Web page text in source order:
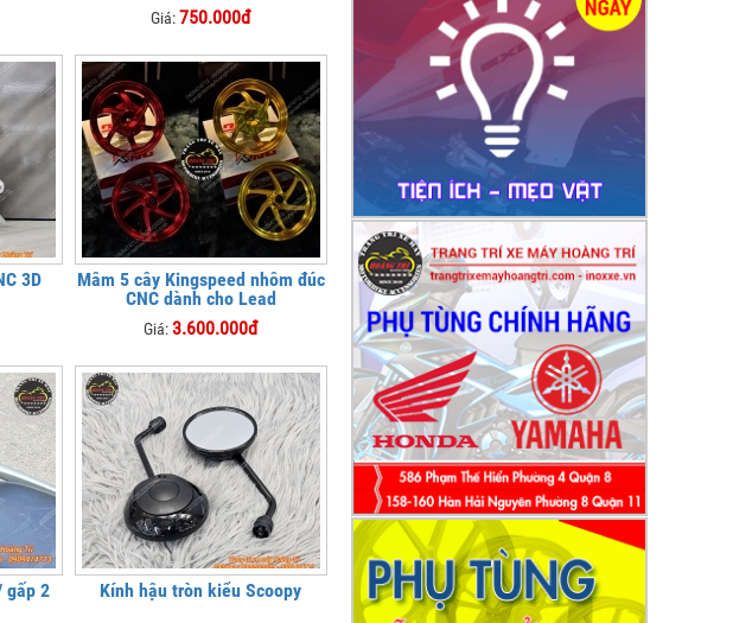
Giá:750.000đ
3D
Mâm 5 cây Kingspeed nhôm đúc
CNC dành cho Lead
Giá:3.600.000đ
gấp 2
Kính hậu tròn kiểu Scoopy